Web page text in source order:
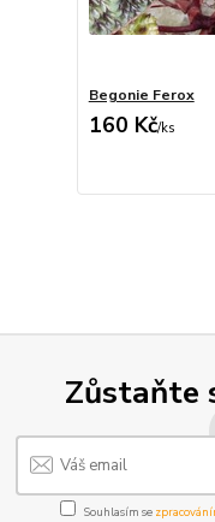
Begonie Ferox
160 Kč/ks
Zůstaňte
Souhlasím se